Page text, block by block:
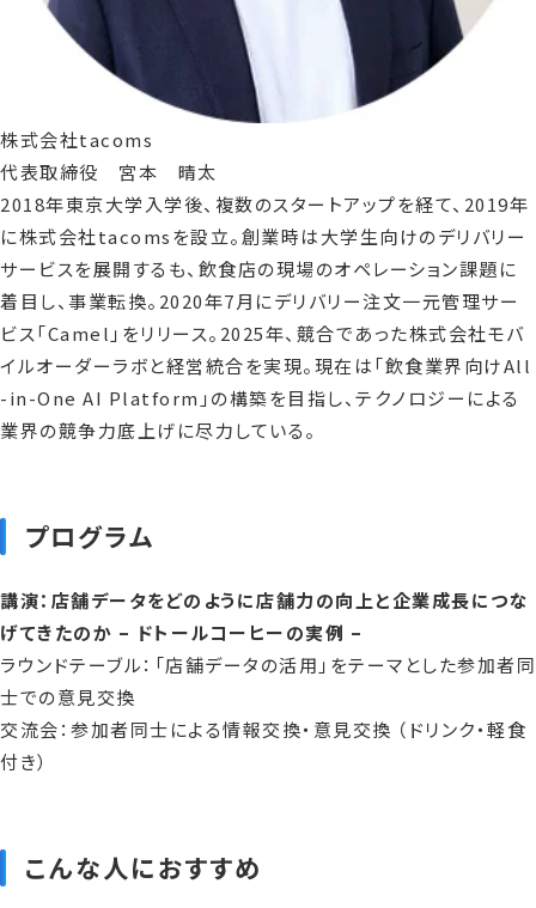
株式会社tacoms
代表取締役 宮本 晴太
2018年東京大学入学後、複数のスタートアップを経て、2019年
に株式会社tacomsを設立。創業時は大学生向けのデリバリー
サービスを展開するも、飲食店の現場のオペレーション課題に
着目し、事業転換。2020年7月にデリバリー注文一元管理サー
ビス「Camel」をリリース。2025年、競合であった株式会社モバ
イルオーダーラボと経営統合を実現。現在は「飲食業界向けAll
-in-One AI Platform」の構築を目指し、テクノロジーによる
業界の競争力底上げに尽力している。
プログラム
講演：店舗データをどのように店舗力の向上と企業成長につな
げてきたのか – ドトールコーヒーの実例 –
ラウンドテーブル：「店舗データの活用」をテーマとした参加者同
士での意見交換
交流会：参加者同士による情報交換・意見交換 （ドリンク・軽食
付き）
こんな人におすすめ